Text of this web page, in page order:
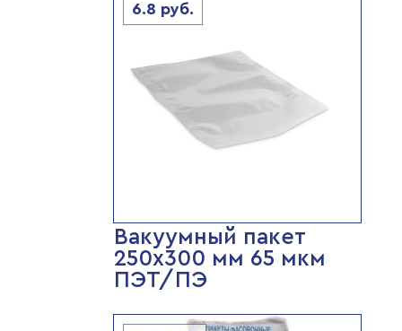
6.8 руб.
Вакуумный пакет
250х300 мм 65 мкм
ПЭТ/ПЭ